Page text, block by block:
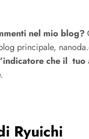
nel mio blog?
principale,
che il
Ryuichi